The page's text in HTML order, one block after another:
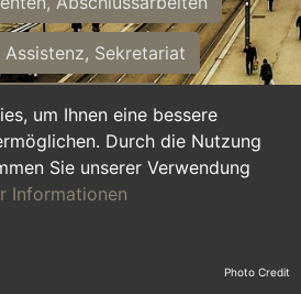
um Ihnen eine bessere
Durch die Nutzung
Sie unserer Verwendung
Informationen
Assistenz, Sekretariat
und Nebenjobs
duale Ausbildung
Photo Credit